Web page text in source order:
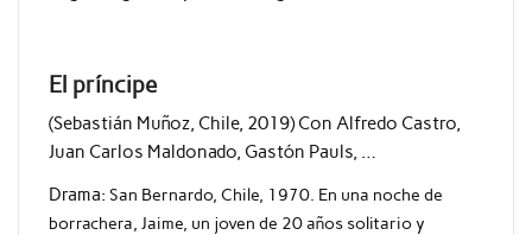
El príncipe
(Sebastián Muñoz, Chile, 2019) Con Alfredo Castro,
Juan Carlos Maldonado, Gastón Pauls, …
Drama: San Bernardo, Chile, 1970. En una noche de
borrachera, Jaime, un joven de 20 años solitario y